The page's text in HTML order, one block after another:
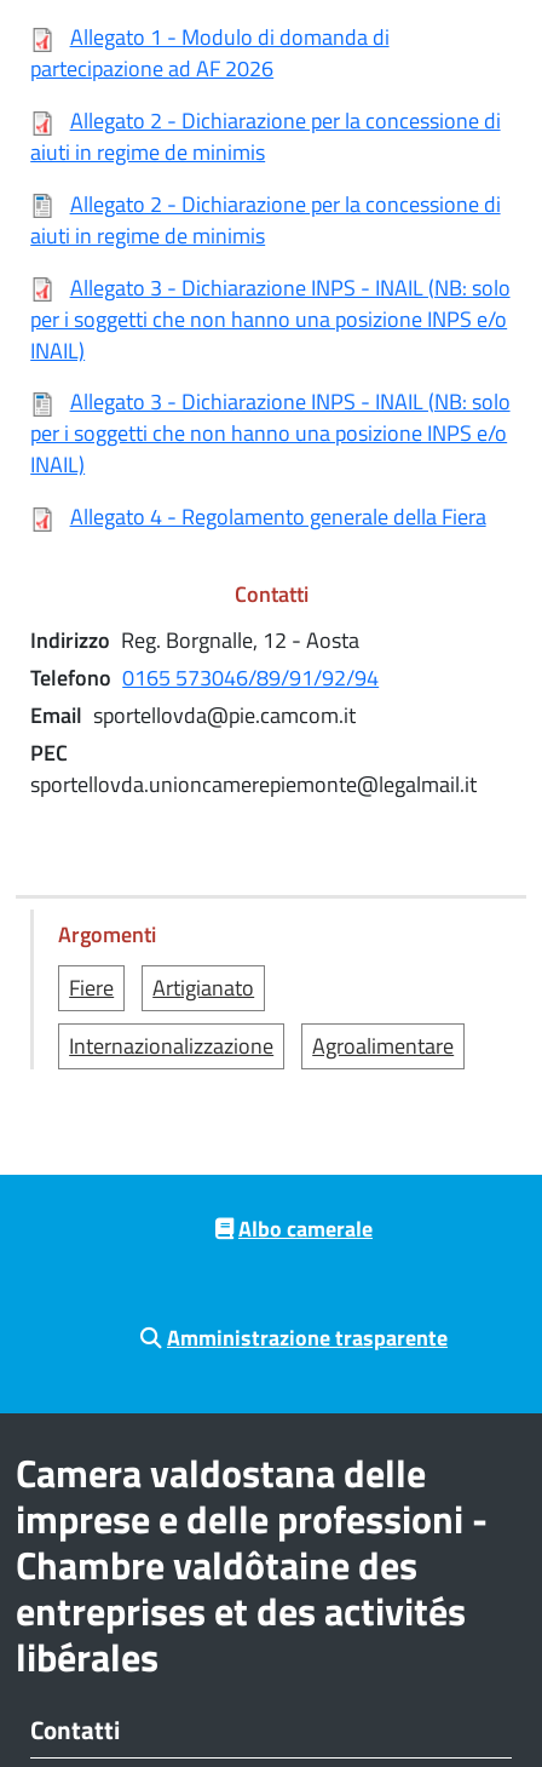
Allegato 1 - Modulo di domanda di
partecipazione ad AF 2026
Allegato 2 - Dichiarazione per la concessione di
aiuti in regime de minimis
Allegato 2 - Dichiarazione per la concessione di
aiuti in regime de minimis
Allegato 3 - Dichiarazione INPS - INAIL (NB: solo
per i soggetti che non hanno una posizione INPS e/o
INAIL)
Allegato 3 - Dichiarazione INPS - INAIL (NB: solo
per i soggetti che non hanno una posizione INPS e/o
INAIL)
Allegato 4 - Regolamento generale della Fiera
Contatti
Indirizzo Reg. Borgnalle, 12 - Aosta
Telefono 0165 573046/89/91/92/94
Email sportellovda@pie.camcom.it
PEC
sportellovda.unioncamerepiemonte@legalmail.it
Argomenti
Fiere
Artigianato
Internazionalizzazione
Agroalimentare
Albo camerale
Amministrazione trasparente
Camera valdostana delle
imprese e delle professioni -
Chambre valdôtaine des
entreprises et des activités
libérales
Contatti